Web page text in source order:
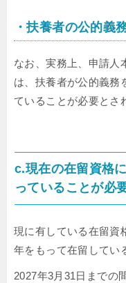
・扶養者の公的義
なお、実務上、申請人
は、扶養者が公的義務
ていることが必要とさ
c.現在の在留資格
っていることが必
現に有している在留資
年をもって在留してい
2027年3月31日までの